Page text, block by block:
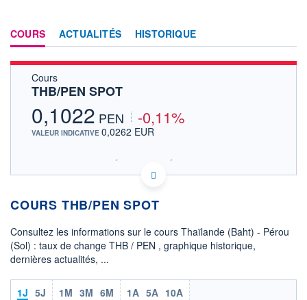
COURS ACTUALITÉS HISTORIQUE
Cours
THB/PEN SPOT
0,1022 PEN -0,11%
VALEUR INDICATIVE 0,0262 EUR
SIX - FOREX 2 DONNÉES TEMPS RÉEL
Politique d'exécution
06h13
0,1024
COURS THB/PEN SPOT
Consultez les informations sur le cours Thaïlande (Baht) - Pérou
(Sol) : taux de change THB / PEN , graphique historique,
dernières actualités, ...
1J 5J 1M 3M 6M 1A 5A 10A